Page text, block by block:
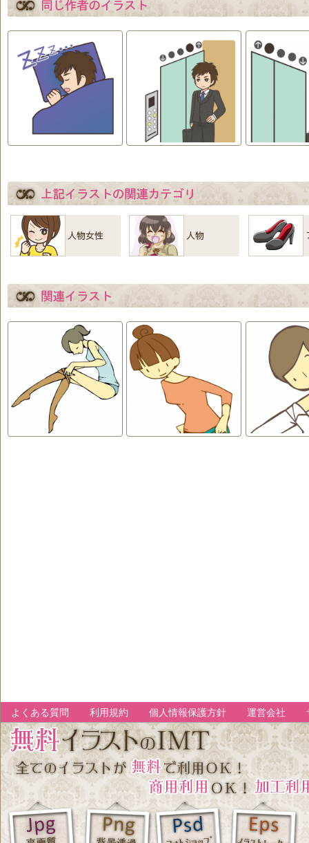
よくある質問 利用規約 個人情報保護方針 運営会社